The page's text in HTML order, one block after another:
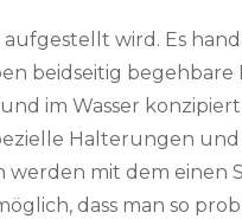
aufgestellt wird. Es
beidseitig
im Wasser
Halterungen
mit dem einen
dass man so